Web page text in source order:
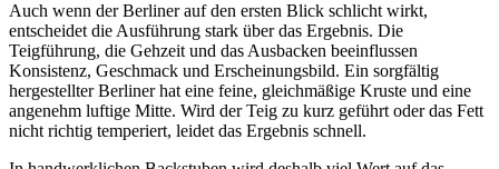
Auch wenn der Berliner auf den ersten Blick schlicht wirkt,
entscheidet die Ausführung stark über das Ergebnis. Die
Teigführung, die Gehzeit und das Ausbacken beeinflussen
Konsistenz, Geschmack und Erscheinungsbild. Ein sorgfältig
hergestellter Berliner hat eine feine, gleichmäßige Kruste und eine
angenehm luftige Mitte. Wird der Teig zu kurz geführt oder das Fett
nicht richtig temperiert, leidet das Ergebnis schnell.